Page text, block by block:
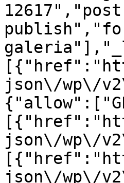
json\/wp\/
json\/wp\/
json\/wp\/